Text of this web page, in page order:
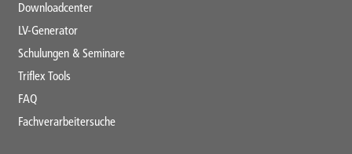
Downloadcenter
LV-Generator
Schulungen & Seminare
Triflex Tools
FAQ
Fachverarbeitersuche